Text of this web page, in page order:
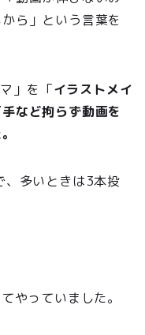
ら」という言葉を
」を「イラストメイ
など拘らず動画を
、多いときは3本投
やっていました。